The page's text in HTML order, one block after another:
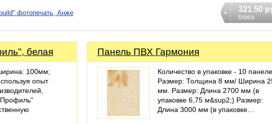
фотопечать, Анже 321.50
Купить
белая
100мм;
опыт
Профиль"
Панель ПВХ Гармония
Количество в упаковке - 10
Размер: Толщина 8 мм/ Ширина
мм. Размер: Длина 2700 мм (в
упаковке 6,75 м&sup2;) Размер:
Длина 3000 мм (в упаковке…